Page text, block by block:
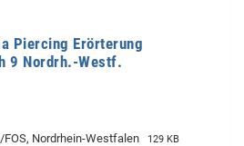
Piercing Erörterung
9 Nordrh.-Westf.
Nordrhein-Westfalen 129 KB